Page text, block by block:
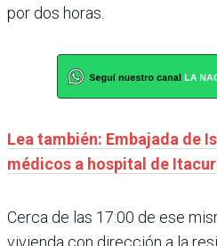
por dos horas.
Lea también: Embajada de
médicos a hospital de
Cerca de las 17:00 de ese
vivienda con dirección a la